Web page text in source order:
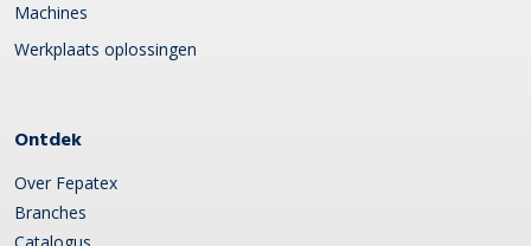
Machines
Werkplaats oplossingen
Ontdek
Over Fepatex
Branches